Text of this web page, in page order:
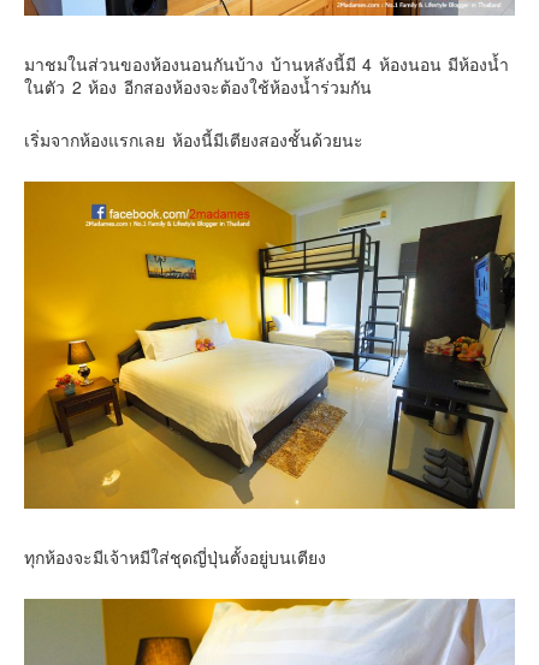
มาชมในส่วนของห้องนอนกันบ้าง บ้านหลังนี้มี 4 ห้องนอน มีห้องน้ำ
ในตัว 2 ห้อง อีกสองห้องจะต้องใช้ห้องน้ำร่วมกัน
เริ่มจากห้องแรกเลย ห้องนี้มีเตียงสองชั้นด้วยนะ
ทุกห้องจะมีเจ้าหมีใส่ชุดญี่ปุ่นตั้งอยู่บนเตียง